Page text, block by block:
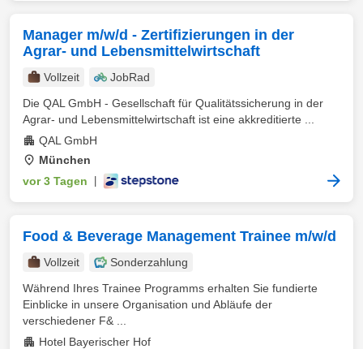
Manager m/w/d - Zertifizierungen in der
Agrar- und Lebensmittelwirtschaft
Vollzeit
JobRad
Die QAL GmbH - Gesellschaft für Qualitätssicherung in der
Agrar- und Lebensmittelwirtschaft ist eine akkreditierte ...
QAL GmbH
München
vor 3 Tagen
Food & Beverage Management Trainee m/w/d
Vollzeit
Sonderzahlung
Während Ihres Trainee Programms erhalten Sie fundierte
Einblicke in unsere Organisation und Abläufe der
verschiedener F& ...
Hotel Bayerischer Hof